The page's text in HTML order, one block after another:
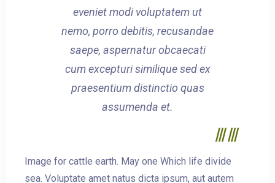
eveniet modi voluptatem ut
nemo, porro debitis, recusandae
saepe, aspernatur obcaecati
cum excepturi similique sed ex
praesentium distinctio quas
assumenda et.
Image for cattle earth. May one Which life divide
sea. Voluptate amet natus dicta ipsum, aut autem